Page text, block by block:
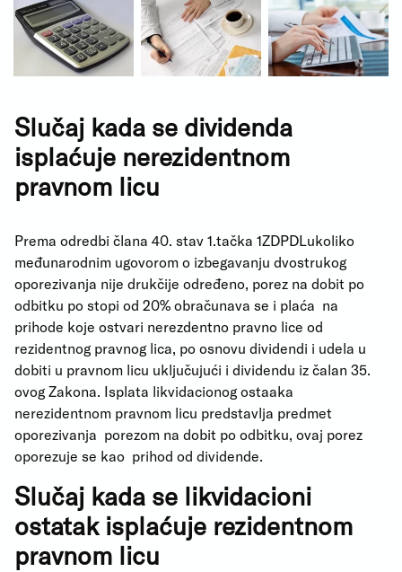
Slučaj kada se dividenda
isplaćuje nerezidentnom
pravnom licu
Prema odredbi člana 40. stav 1.tačka 1ZDPDLukoliko
međunarodnim ugovorom o izbegavanju dvostrukog
oporezivanja nije drukčije određeno, porez na dobit po
odbitku po stopi od 20% obračunava se i plaća na
prihode koje ostvari nerezdentno pravno lice od
rezidentnog pravnog lica, po osnovu dividendi i udela u
dobiti u pravnom licu uključujući i dividendu iz čalan 35.
ovog Zakona. Isplata likvidacionog ostaaka
nerezidentnom pravnom licu predstavlja predmet
oporezivanja porezom na dobit po odbitku, ovaj porez
oporezuje se kao prihod od dividende.
Slučaj kada se likvidacioni
ostatak isplaćuje rezidentnom
pravnom licu